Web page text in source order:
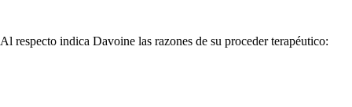
Al respecto indica Davoine las razones de su proceder terapéutico: